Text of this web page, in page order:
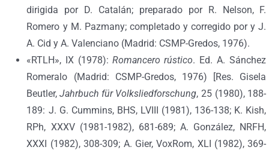
dirigida por D. Catalán; preparado por R. Nelson, F.
Romero y M. Pazmany; completado y corregido por y J.
A. Cid y A. Valenciano (Madrid: CSMP-Gredos, 1976).
«RTLH», IX (1978):Romancero rústico. Ed. A. Sánchez
Romeralo (Madrid: CSMP-Gredos, 1976) [Res. Gisela
Beutler,Jahrbuch für Volksliedforschung, 25 (1980), 188-
189: J. G. Cummins, BHS, LVIII (1981), 136-138; K. Kish,
RPh, XXXV (1981-1982), 681-689; A. González, NRFH,
XXXI (1982), 308-309; A. Gier, VoxRom, XLI (1982), 369-